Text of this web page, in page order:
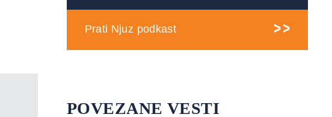
Prati Njuz podkast
POVEZANE VESTI